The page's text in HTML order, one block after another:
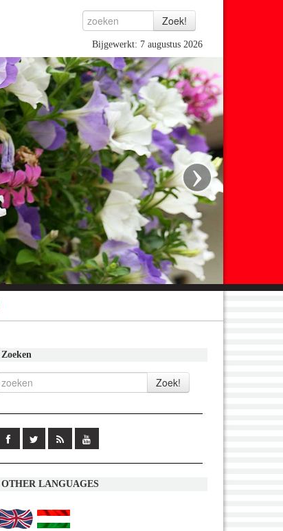
Bijgewerkt: 7 augustus 2026
›
Zoeken
OTHER LANGUAGES